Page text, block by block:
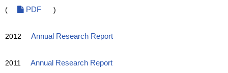
(
PDF )
2012 Annual Research Report
2011 Annual Research Report